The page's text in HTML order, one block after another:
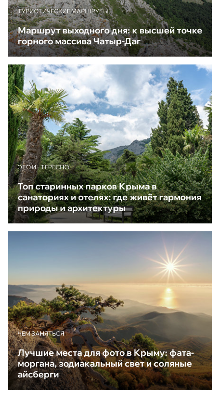
ТУРИСТИЧЕСКИЕ МАРШРУТЫ
Маршрут выходного дня: к высшей точке
горного массива Чатыр-Даг
ЭТО ИНТЕРЕСНО
Топ старинных парков Крыма в
санаториях и отелях: где живёт гармония
природы и архитектуры
ЧЕМ ЗАНЯТЬСЯ
Лучшие места для фото в Крыму: фата-
моргана, зодиакальный свет и соляные
айсберги